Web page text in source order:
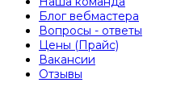
Блог вебмастера
Вопросы - ответы
Цены (Прайс)
Вакансии
Отзывы